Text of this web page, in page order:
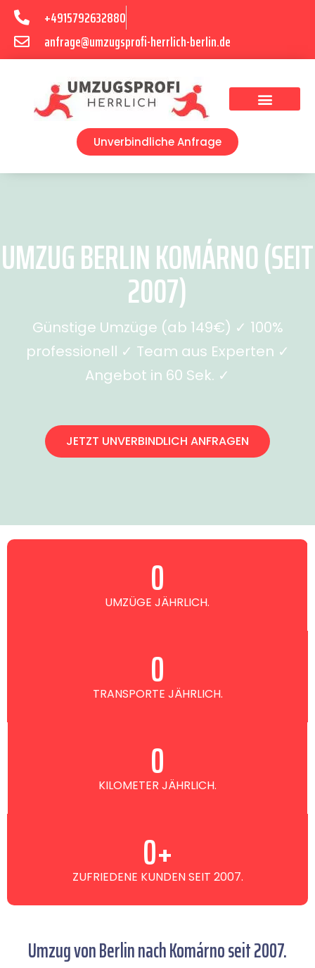
+4915792632880
anfrage@umzugsprofi-herrlich-berlin.de
Unverbindliche Anfrage
UMZUG BERLIN KOMÁRNO (SEIT
2007)
Günstige Umzüge (ab 149€) ✓ 100%
professionell ✓ Team aus Experten ✓
Angebot in 60 Sek. ✓
JETZT UNVERBINDLICH ANFRAGEN
UMZÜGE JÄHRLICH.
0
TRANSPORTE JÄHRLICH.
0
KILOMETER JÄHRLICH.
0
ZUFRIEDENE KUNDEN SEIT 2007.
0+
Umzug von Berlin nach Komárno seit 2007.